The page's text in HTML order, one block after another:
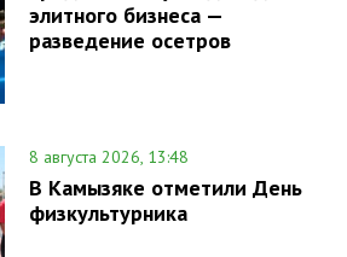
элитного бизнеса —
разведение осетров
8 августа 2026, 13:48
В Камызяке отметили День
физкультурника